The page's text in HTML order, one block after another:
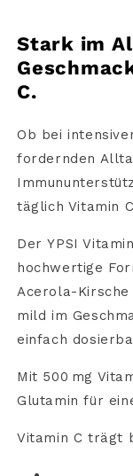
Stark im
C.
Ob bei
fordernden
täglich Vitamin
DerYPSI
hochwertige
Acerola-Kirsche
mild im
einfach
Mit 500 mg
Glutaminfür
Vitamin Cträgt